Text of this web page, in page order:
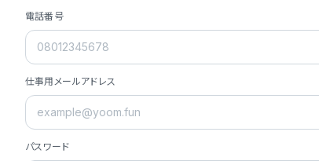
- **実績**: 国内利用社数20,000社超
- **強み**: すべての自動化技術を1プ
- **ミッション**: 「We Make Time」
- **ビジョン**: 「Global Business
電話番号
仕事用メールアドレス
パスワード